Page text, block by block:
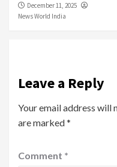
December 11, 2025
News World India
Leave a Reply
Your email address will
are marked*
Comment *